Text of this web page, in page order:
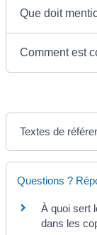
Que doit
Comment est
Textes de
Questions ?
À quoi sert
dans les